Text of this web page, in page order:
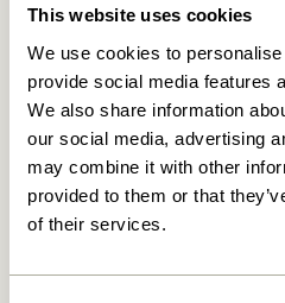
This website uses cookies
We use cookies to
provide social media features
We also share information
our social media, advertising
may combine it with other
provided to them or that
of their services.
Ähnliche